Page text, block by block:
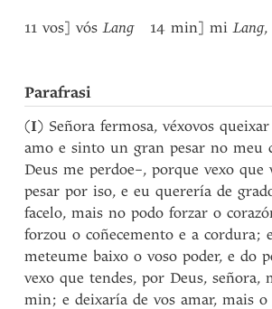
11 vos] vósLang 14 min] mi Lang
Parafrasi
(I) Señora fermosa, véxovos
amo e sinto un gran pesar no meu
Deus me perdoe–, porque vexo que
pesar por iso, e eu querería de
facelo, mais no podo forzar o
forzou o coñecemento e a cordura;
meteume baixo o voso poder, e do
vexo que tendes, por Deus, señora,
min; e deixaría de vos amar, mais